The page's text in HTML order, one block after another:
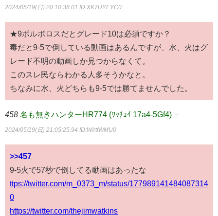
2024/05/19(日) 20:10:38.01 ID:XK7UYEYC0
★9ボルボロスだとグレード10は必須ですか？
毒だと9-5で倒している動画はあるんですが、水、火はグ
レード不明の動画しか見つからなくて。
このスレ民ならわかる人多そうかなと。
ちなみに水、火どちらも9-5では勝てませんでした。
458 名も無きハンターHR774 (ﾜｯﾁｮｲ 17a4-5Gf4) ：
2024/05/19(日) 21:05:25.94 ID:W/rtfWMU0
>>457
9-5火で57秒で倒してる動画はあったな
ttps://twitter.com/m_0373_m/status/177989141484087314
0
https://twitter.com/thejimwatkins